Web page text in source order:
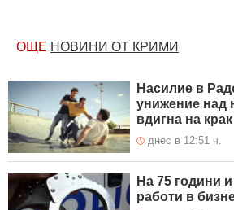
ОЩЕ НОВИНИ ОТ КРИМИ
Насилие в
унижение над
вдигна на
днес в 12:51 ч.
На 75 години
работи в